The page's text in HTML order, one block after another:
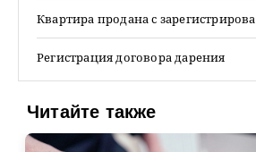
Квартира продана с
Регистрация договора дарения
Читайте также